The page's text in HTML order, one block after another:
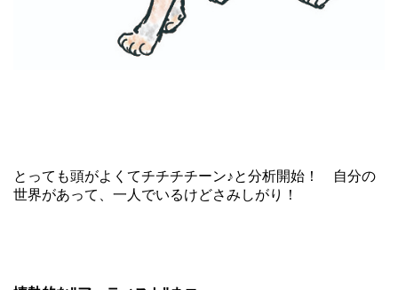
とっても頭がよくてチチチチーン♪と分析開始！ 自分の
世界があって、一人でいるけどさみしがり！